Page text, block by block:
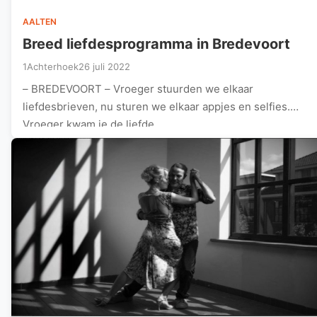
AALTEN
Breed liefdesprogramma in Bredevoort
1Achterhoek26 juli 2022
– BREDEVOORT – Vroeger stuurden we elkaar
liefdesbrieven, nu sturen we elkaar appjes en selfies.
Vroeger kwam je de liefde…